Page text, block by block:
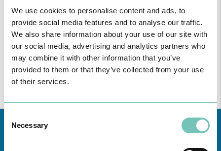
We use cookies to personalise content and ads, to
provide social media features and to analyse our traffic.
We also share information about your use of our site with
our social media, advertising and analytics partners who
may combine it with other information that you’ve
provided to them or that they’ve collected from your use
of their services.
Selection
Necessary